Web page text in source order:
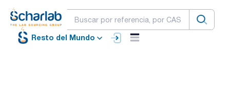
Resto del Mundo